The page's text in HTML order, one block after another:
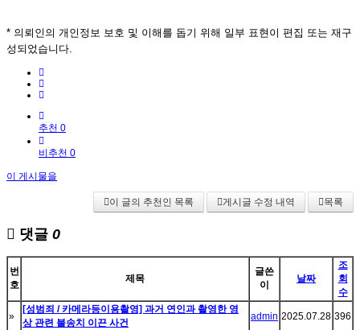
* 의뢰인의 개인정보 보호 및 이해를 돕기 위해 일부 표현이 편집 또는 재구
성되었습니다.
추천 0
비추천 0
이 게시물을
이 글의 추천인 목록 게시글 수정 내역 목록
댓글 0
번
호
제목
글쓴
이
날짜
조
회
수
»
[성범죄 / 카메라등이용촬영] 과거 연인과 촬영한 영
상 관련 불송치 이끈 사건
admin 2025.07.28 396